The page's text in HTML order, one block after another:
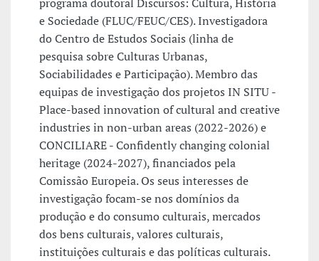
e Sociedade (FLUC/FEUC/CES). Investigadora
do Centro de Estudos Sociais (linha de
pesquisa sobre Culturas Urbanas,
Sociabilidades e Participação). Membro das
equipas de investigação dos projetos IN SITU -
Place-based innovation of cultural and creative
industries in non-urban areas (2022-2026) e
CONCILIARE - Confidently changing colonial
heritage (2024-2027), financiados pela
Comissão Europeia. Os seus interesses de
investigação focam-se nos domínios da
produção e do consumo culturais, mercados
dos bens culturais, valores culturais,
instituições culturais e das políticas culturais.